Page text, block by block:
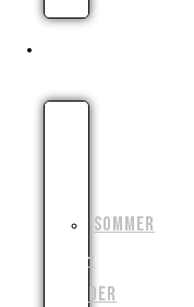
SOMMER
–
DER